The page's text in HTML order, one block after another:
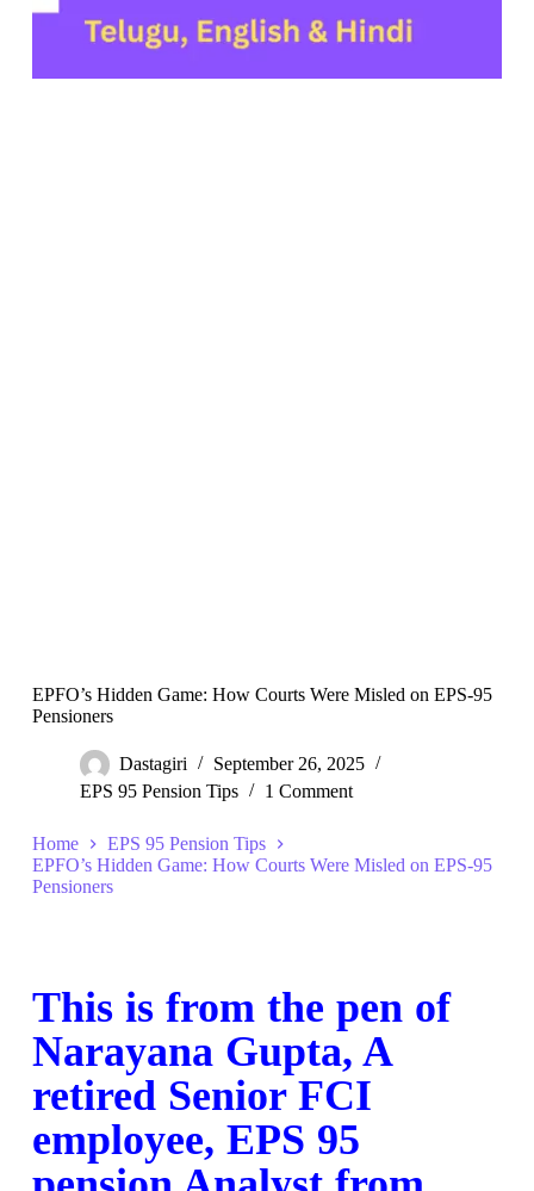
EPFO’s Hidden Game: How Courts Were Misled on EPS-95
Pensioners
Dastagiri
September 26, 2025
EPS 95 Pension Tips
1 Comment
Home
EPS 95 Pension Tips
EPFO’s Hidden Game: How Courts Were Misled on EPS-95
Pensioners
This is from the pen of
Narayana Gupta, A
retired Senior FCI
employee, EPS 95